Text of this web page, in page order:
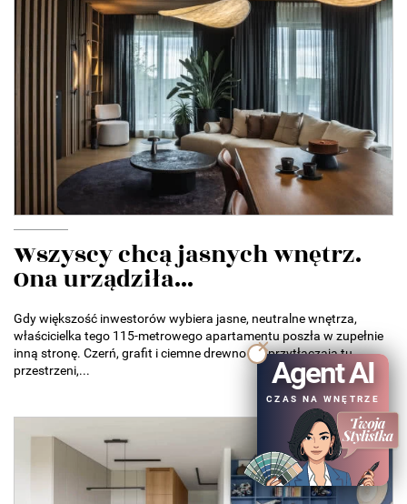
Wszyscy chcą jasnych wnętrz.
Ona urządziła...
Gdy większość inwestorów wybiera jasne, neutralne wnętrza,
właścicielka tego 115-metrowego apartamentu poszła w zupełnie
inną stronę. Czerń, grafit i ciemne drewno nie przytłaczają tu
przestrzeni,...
Agent AI
CZAS NA WNĘTRZE